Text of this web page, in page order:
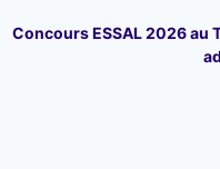
Concours ESSAL 2026 au